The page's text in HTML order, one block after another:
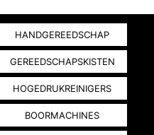
HANDGEREEDSCHAP
GEREEDSCHAPSKISTEN
HOGEDRUKREINIGERS
BOORMACHINES